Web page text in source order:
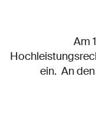
Am
ein. An